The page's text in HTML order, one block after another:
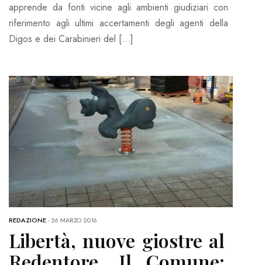
apprende da fonti vicine agli ambienti giudiziari con
riferimento agli ultimi accertamenti degli agenti della
Digos e dei Carabinieri del […]
REDAZIONE-26 MARZO 2016
Libertà, nuove giostre al